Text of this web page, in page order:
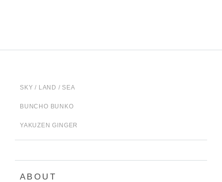
SKY / LAND / SEA
BUNCHO BUNKO
YAKUZEN GINGER
ABOUT